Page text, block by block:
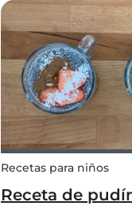
precauciones de
tener consecuen...
Recetas para niños
Receta de